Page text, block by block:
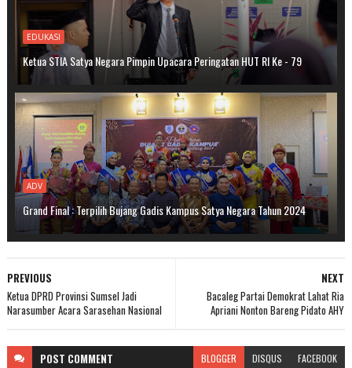
EDUKASI
Ketua STIA Satya Negara Pimpin Upacara Peringatan HUT RI Ke - 79
ADV
Grand Final : Terpilih Bujang Gadis Kampus Satya Negara Tahun 2024
NEXT
Bacaleg Partai Demokrat Lahat Ria
Apriani Nonton Bareng Pidato AHY
PREVIOUS
Ketua DPRD Provinsi Sumsel Jadi
Narasumber Acara Sarasehan Nasional
POST COMMENT BLOGGER DISQUS FACEBOOK